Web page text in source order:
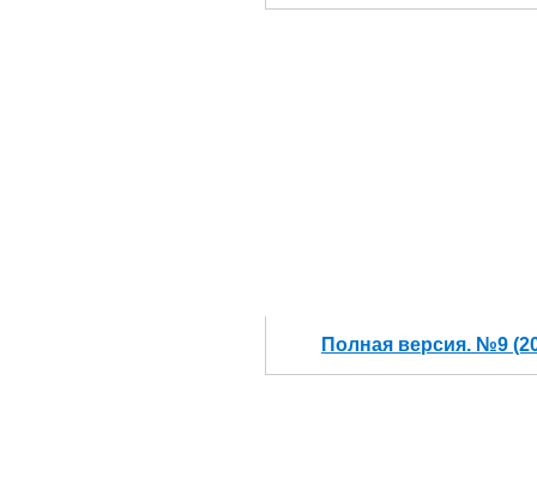
Полная версия. №9